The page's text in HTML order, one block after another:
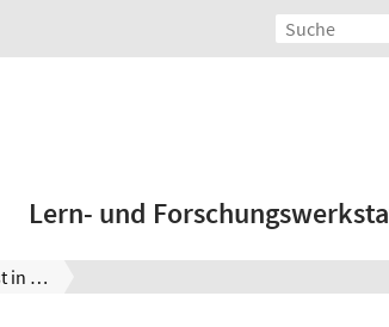
Lern- und
Projekt MULTIK ist in der HAZ! - Künstliche Intelligenz gegen Sprachbarrieren im Klassenzimmer